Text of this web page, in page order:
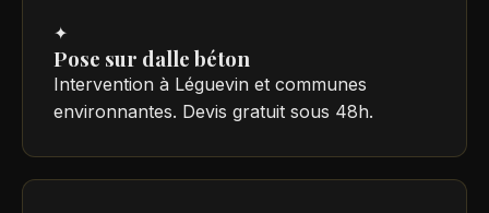
✦
Pose sur dalle béton
Intervention à Léguevin et communes
environnantes. Devis gratuit sous 48h.